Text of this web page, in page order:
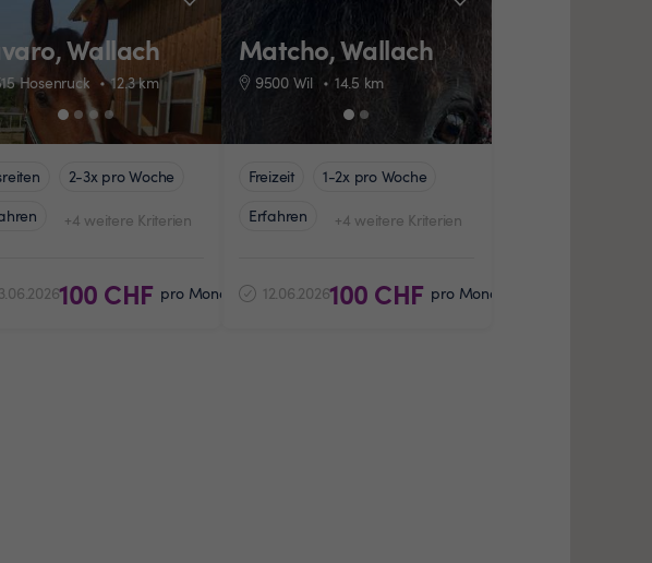
Pferd ansehen
Wallach
Hosenruck 12.3km
2-3x pro Woche
+4 weitere Kriterien
100 CHF pro Monat
Matcho, Wallach
9500 Wil 14.5 km
Freizeit
1-2x pro Woche
Erfahren
+4 weitere Kriterien
12.06.2026100 CHF pro Monat